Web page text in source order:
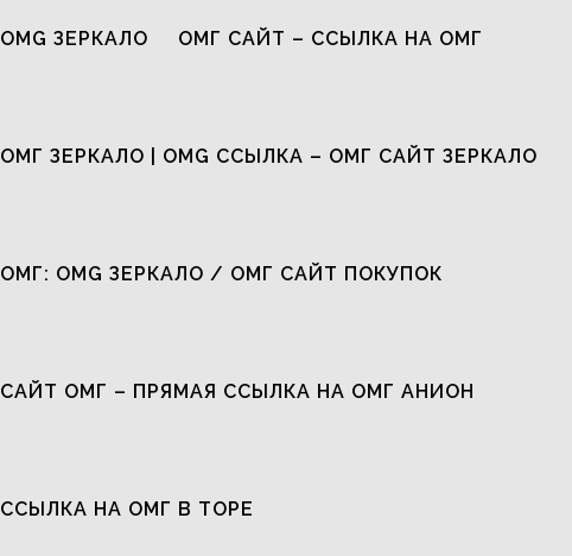
OMG ЗЕРКАЛО ОМГ САЙТ – ССЫЛКА НА ОМГ
ОМГ ЗЕРКАЛО | OMG ССЫЛКА – ОМГ САЙТ ЗЕРКАЛО
ОМГ: OMG ЗЕРКАЛО / ОМГ САЙТ ПОКУПОК
САЙТ ОМГ – ПРЯМАЯ ССЫЛКА НА ОМГ АНИОН
ССЫЛКА НА ОМГ В ТОРЕ